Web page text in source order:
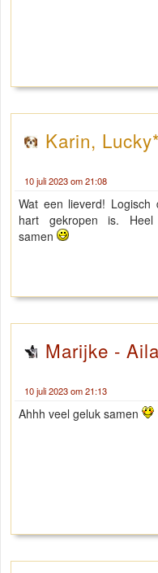
Karin,
10 juli 2023 om 21:08
Wat een lieverd!
hart gekropen is.
samen
Marijke -
10 juli 2023 om 21:13
Ahhh veel geluk samen